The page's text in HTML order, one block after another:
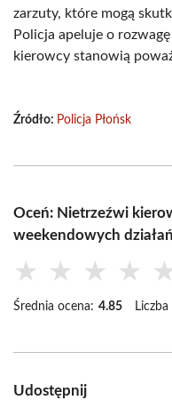
zarzuty, które mogą
Policja apeluje o
kierowcy stanowią
Źródło: Policja Płońsk
Oceń: Nietrzeźwi
weekendowych
★ ★ ★ ★
Średnia ocena: 4.85
Udostępnij